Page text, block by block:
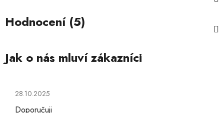
Hodnocení (5)
Hodnocení obchodu je 5 z 5 hvězdiček.
28.10.2025
Doporučuji